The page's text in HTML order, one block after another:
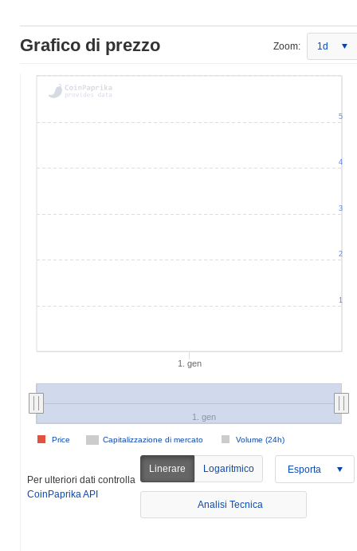
Grafico di prezzo Zoom: 1d
1. gen
Capitalizzazione di mercato Volume (24h)
Price
1. gen
1
2
3
4
5
Per ulteriori dati controlla
CoinPaprika API
Linerare Logaritmico Esporta
Analisi Tecnica